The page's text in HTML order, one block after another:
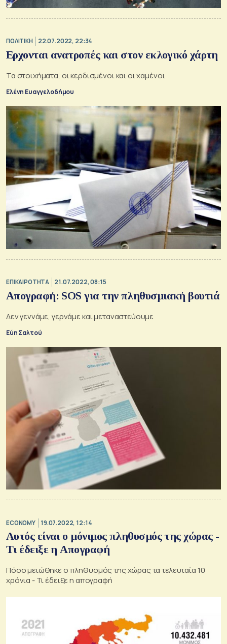
ΠΟΛΙΤΙΚΗ 22.07.2022, 22:34
Ερχονται ανατροπές και στον εκλογικό χάρτη
Τα στοιχήματα, οι κερδισμένοι και οι χαμένοι
Ελένη Ευαγγελοδήμου
ΕΠΙΚΑΙΡΟΤΗΤΑ 21.07.2022, 08:15
Απογραφή: SOS για την πληθυσμιακή βουτιά
Δεν γεννάμε, γερνάμε και μεταναστεύουμε
Εύη Σαλτού
ECONOMY 19.07.2022, 12:14
Αυτός είναι ο μόνιμος πληθυσμός της χώρας -
Τι έδειξε η Απογραφή
Πόσο μειώθηκε ο πληθυσμός της χώρας τα τελευταία 10
χρόνια - Τι έδειξε η απογραφή